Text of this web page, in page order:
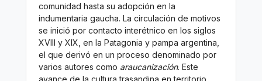
comunidad hasta su adopción en la
indumentaria gaucha. La circulación de motivos
se inició por contacto interétnico en los siglos
XVIII y XIX, en la Patagonia y pampa argentina,
el que derivó en un proceso denominado por
varios autores como araucanización. Este
avance de la cultura trasandina en territorio